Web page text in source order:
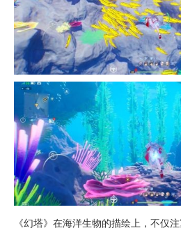
《幻塔》在海洋生物的描绘上，不仅